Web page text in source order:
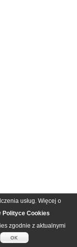
usług. Więcej o
Polityce Cookies
zgodnie z aktualnymi